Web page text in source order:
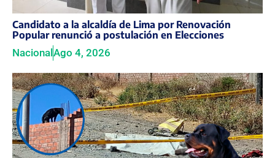
Candidato a la alcaldía de Lima por Renovación
Popular renunció a postulación en Elecciones
NacionalAgo 4, 2026